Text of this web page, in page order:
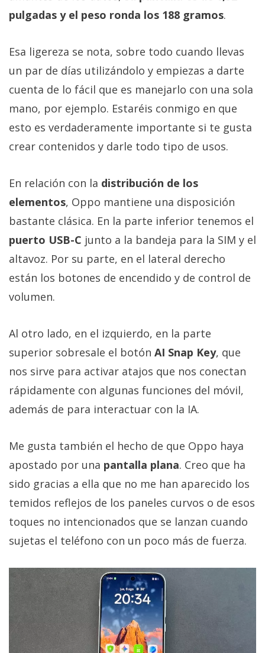
pulgadas y el peso ronda los 188 gramos.
Esa ligereza se nota, sobre todo cuando llevas
un par de días utilizándolo y empiezas a darte
cuenta de lo fácil que es manejarlo con una sola
mano, por ejemplo. Estaréis conmigo en que
esto es verdaderamente importante si te gusta
crear contenidos y darle todo tipo de usos.
En relación con la distribución de los
elementos, Oppo mantiene una disposición
bastante clásica. En la parte inferior tenemos el
puerto USB-C junto a la bandeja para la SIM y el
altavoz. Por su parte, en el lateral derecho
están los botones de encendido y de control de
volumen.
Al otro lado, en el izquierdo, en la parte
superior sobresale el botón AI Snap Key, que
nos sirve para activar atajos que nos conectan
rápidamente con algunas funciones del móvil,
además de para interactuar con la IA.
Me gusta también el hecho de que Oppo haya
apostado por una pantalla plana. Creo que ha
sido gracias a ella que no me han aparecido los
temidos reflejos de los paneles curvos o de esos
toques no intencionados que se lanzan cuando
sujetas el teléfono con un poco más de fuerza.